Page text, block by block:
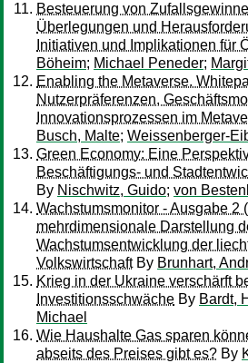
Besteuerung von
Überlegungen und
Initiativen und Implikationen für
Böheim; Michael Peneder;
Enabling the Metaverse.
Nutzerpräferenzen,
Innovationsprozessen im
Busch, Malte; Weissenberger-
Green Economy: Eine
Beschäftigungs- und
By Nischwitz, Guido; von
Wachstumsmonitor - Ausgabe 2
mehrdimensionale Darstellung
Wachstumsentwicklung der
VolkswirtschaftBy Brunhart,
Krieg in der Ukraine verschärft
Investitionsschwäche By Bardt,
Michael
Wie Haushalte Gas sparen
abseits des Preises gibt es? By